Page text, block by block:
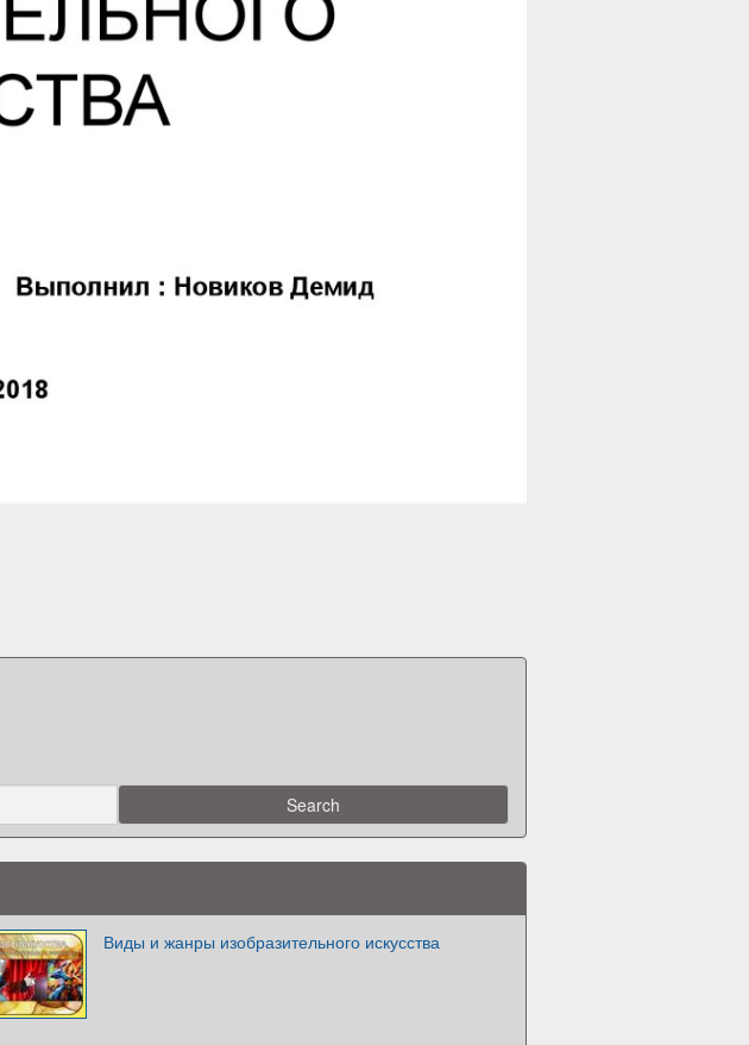
Виды и жанры изобразительного искусства